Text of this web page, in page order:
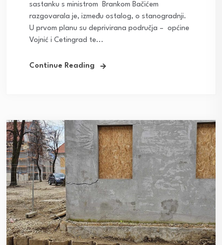
sastanku s ministrom Brankom Bačićem
razgovarala je, između ostalog, o stanogradnji.
U prvom planu su deprivirana područja – općine
Vojnić i Cetingrad te...
Continue Reading